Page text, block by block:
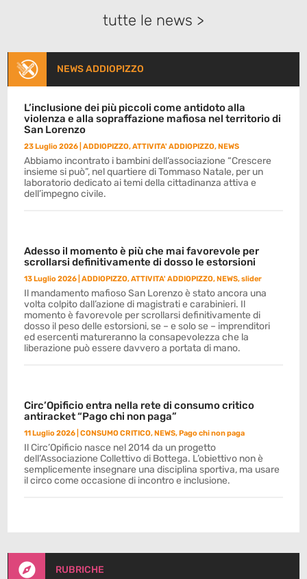
tutte le news >
NEWS ADDIOPIZZO
L’inclusione dei più piccoli come antidoto alla
violenza e alla sopraffazione mafiosa nel territorio di
San Lorenzo
23 Luglio 2026 |ADDIOPIZZO,ATTIVITA' ADDIOPIZZO,NEWS
Abbiamo incontrato i bambini dell’associazione “Crescere
insieme si può”, nel quartiere di Tommaso Natale, per un
laboratorio dedicato ai temi della cittadinanza attiva e
dell’impegno civile.
Adesso il momento è più che mai favorevole per
scrollarsi definitivamente di dosso le estorsioni
13 Luglio 2026 |ADDIOPIZZO,ATTIVITA' ADDIOPIZZO,NEWS,slider
Il mandamento mafioso San Lorenzo è stato ancora una
volta colpito dall’azione di magistrati e carabinieri. Il
momento è favorevole per scrollarsi definitivamente di
dosso il peso delle estorsioni, se – e solo se – imprenditori
ed esercenti matureranno la consapevolezza che la
liberazione può essere davvero a portata di mano.
Circ’Opificio entra nella rete di consumo critico
antiracket “Pago chi non paga”
11 Luglio 2026 |CONSUMO CRITICO,NEWS,Pago chi non paga
Il Circ’Opificio nasce nel 2014 da un progetto
dell’Associazione Collettivo di Bottega. L’obiettivo non è
semplicemente insegnare una disciplina sportiva, ma usare
il circo come occasione di incontro e inclusione.
 RUBRICHE